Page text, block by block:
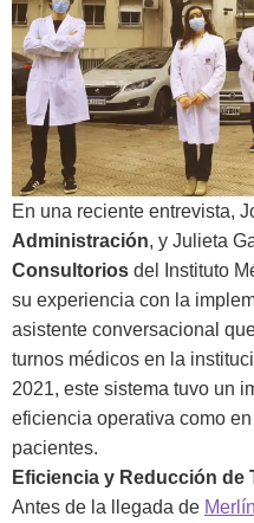
En una reciente entrevista,
Administración, y Julieta
Consultorios del Instituto
su experiencia con la
asistente conversacional
turnos médicos en la
2021, este sistema tuvo un
eficiencia operativa como
pacientes.
Eficiencia y Reducción de
Antes de la llegada de Merlín